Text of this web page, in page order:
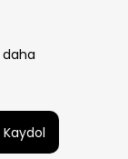
daha
Kaydol